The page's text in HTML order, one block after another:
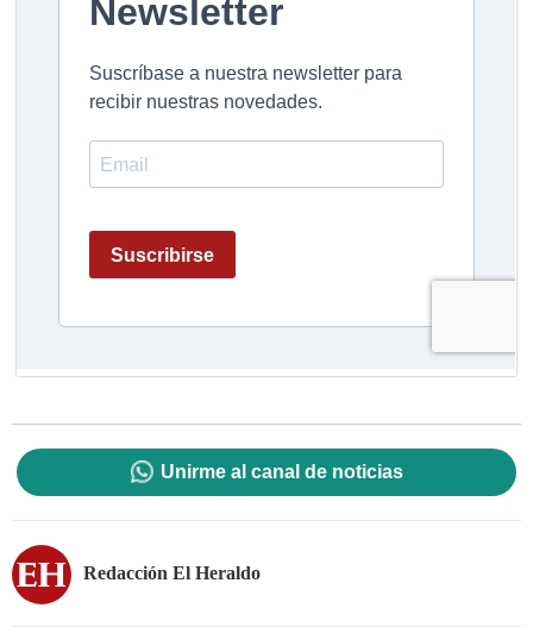
Unirme al canal de noticias
Redacción El Heraldo